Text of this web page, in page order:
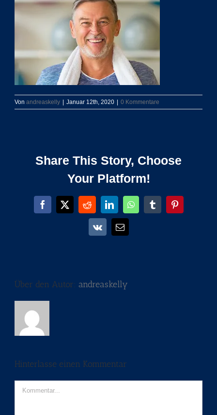
Von andreaskelly Januar 12th, 2020 0 Kommentare
Share This Story, Choose
Your Platform!
Facebook
X RedditLinkedInWhatsAppTumblrPinterest
Vk
E-
Über den Autor: andreaskelly
Hinterlasse einen Kommentar
Kommentar